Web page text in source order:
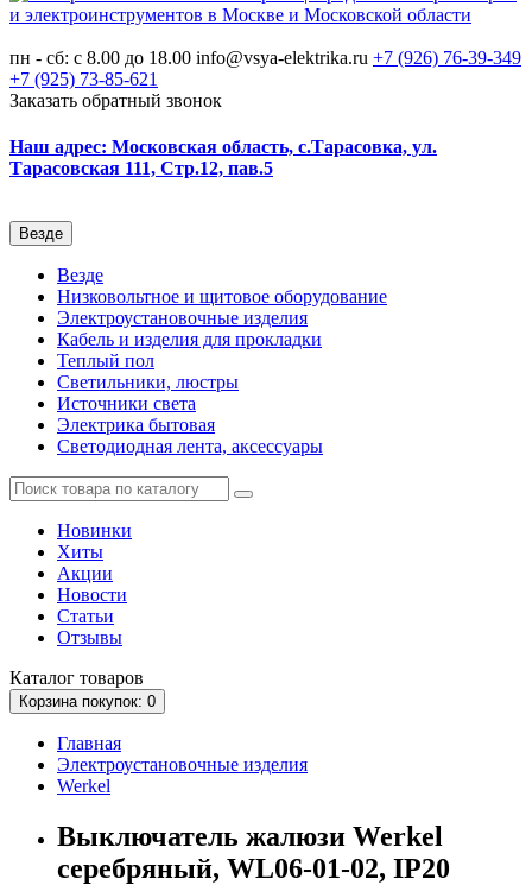
пн - сб: с 8.00 до 18.00 info@vsya-elektrika.ru +7 (926) 76-39-349
+7 (925) 73-85-621
Заказать обратный звонок
Наш адрес: Московская область, с.Тарасовка, ул.
Тарасовская 111, Стр.12, пав.5
Везде
Везде
Низковольтное и щитовое оборудование
Электроустановочные изделия
Кабель и изделия для прокладки
Теплый пол
Светильники, люстры
Источники света
Электрика бытовая
Светодиодная лента, аксессуары
Новинки
Хиты
Акции
Новости
Статьи
Отзывы
Каталог товаров
Корзина покупок: 0
Главная
Электроустановочные изделия
Werkel
Выключатель жалюзи Werkel
серебряный, WL06-01-02, IP20